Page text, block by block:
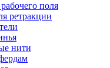
поля
ретракции
нити